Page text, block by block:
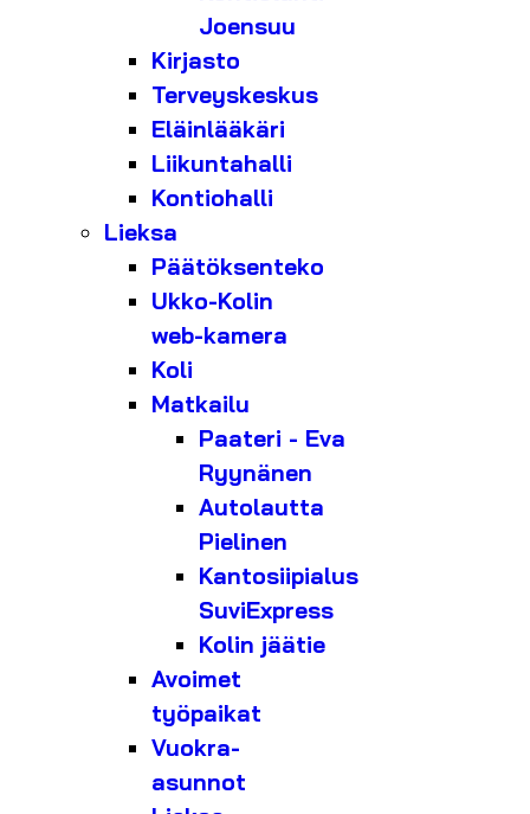
Joensuu
Kirjasto
Terveyskeskus
Eläinlääkäri
Liikuntahalli
Kontiohalli
Lieksa
Päätöksenteko
Ukko-Kolin
web-kamera
Koli
Matkailu
Paateri - Eva
Ryynänen
Autolautta
Pielinen
Kantosiipialus
SuviExpress
Kolin jäätie
Avoimet
työpaikat
Vuokra-
asunnot